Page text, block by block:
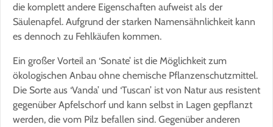
die komplett andere Eigenschaften aufweist als der
Säulenapfel. Aufgrund der starken Namensähnlichkeit kann
es dennoch zu Fehlkäufen kommen.
Ein großer Vorteil an ‘Sonate’ ist die Möglichkeit zum
ökologischen Anbau ohne chemische Pflanzenschutzmittel.
Die Sorte aus ‘Vanda’ und ‘Tuscan’ ist von Natur aus resistent
gegenüber Apfelschorf und kann selbst in Lagen gepflanzt
werden, die vom Pilz befallen sind. Gegenüber anderen